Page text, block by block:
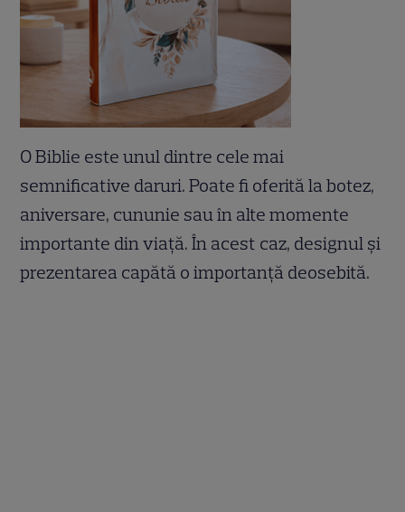
O Biblie este unul dintre cele mai
semnificative daruri. Poate fi oferită la botez,
aniversare, cununie sau în alte momente
importante din viață. În acest caz, designul și
prezentarea capătă o importanță deosebită.